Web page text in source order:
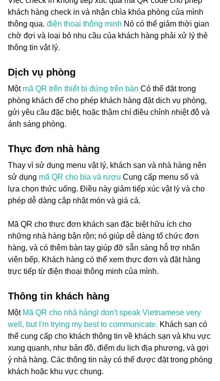
khách hàng check in và nhận chìa khóa phòng của mình
thông qua. điện thoại thông minh Nó có thể giảm thời gian
chờ đợi và loại bỏ nhu cầu của khách hàng phải xử lý thẻ
thông tin vật lý.
Dịch vụ phòng
Một mã QR trên thiết bị đứng trên bàn Có thể đặt trong
phòng khách để cho phép khách hàng đặt dịch vụ phòng,
gửi yêu cầu đặc biệt, hoặc thậm chí điều chỉnh nhiệt độ và
ánh sáng phòng.
Thực đơn nhà hàng
Thay vì sử dụng menu vật lý, khách sạn và nhà hàng nên
sử dụng mã QR cho bia và rượu Cung cấp menu số và
lựa chọn thức uống. Điều này giảm tiếp xúc vật lý và cho
phép dễ dàng cập nhật món và giá cả.
Mã QR cho thực đơn khách sạn đặc biệt hữu ích cho
những nhà hàng bận rộn; nó giúp dễ dàng tổ chức đơn
hàng, và có thêm bàn tay giúp đỡ sẵn sàng hỗ trợ nhân
viên bếp. Khách hàng có thể xem thực đơn và đặt hàng
trực tiếp từ điện thoại thông minh của mình.
Thông tin khách hàng
Một Mã QR cho nhà hàng I don't speak Vietnamese very
well, but I'm trying my best to communicate. Khách sạn có
thể cung cấp cho khách thông tin về khách sạn và khu vực
xung quanh, như bản đồ, điểm du lịch địa phương, và gợi
ý nhà hàng. Các thông tin này có thể được đặt trong phòng
khách hoặc khu vực chung.